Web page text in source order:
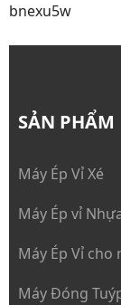
bnexu5w
SẢN PHẨM
Máy Ép Vỉ Xé
Máy Ép vỉ
Máy Ép Vỉ cho
Máy Đóng